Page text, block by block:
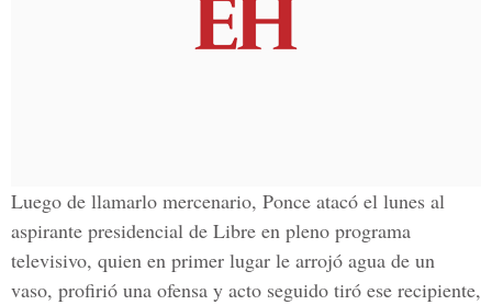
Luego de llamarlo mercenario, Ponce atacó el lunes al
aspirante presidencial de Libre en pleno programa
televisivo, quien en primer lugar le arrojó agua de un
vaso, profirió una ofensa y acto seguido tiró ese recipiente,